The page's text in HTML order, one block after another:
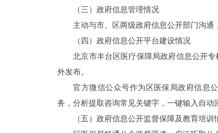
（三）政府信息管理情况
主动与市、区两级政府信息公开部门沟通，
（ 四 ）政府信息公开平台建设情况
北京市丰台区医疗保障局政府信息公开专
外发布。
官方微信公众号作为区医保局政府信息
务，分析提取咨询常见关键字，一键输入自动
（五）政府信息公开监督保障及教育培训